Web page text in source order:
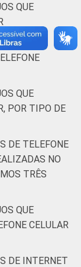
11
14
QUE
POR
QUE
POR TIPO DE
DE TELEFONE
NO
TRÊS
QUE
CELULAR
DE INTERNET